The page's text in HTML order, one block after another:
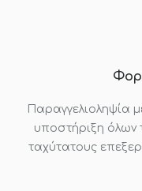
Παραγγελιοληψία
υποστήριξη όλων
ταχύτατους